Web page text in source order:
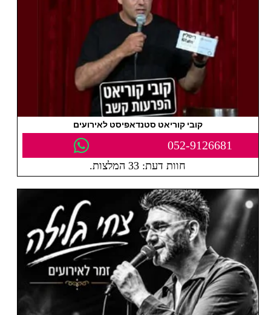
קובי קוריאט סטנדאפיסט לאירועים
052-9126681
חוות דעת: 33 המלצות.